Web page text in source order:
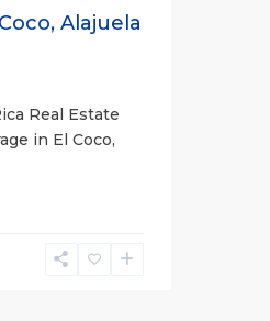
Alajuela
Real Estate
in El Coco,